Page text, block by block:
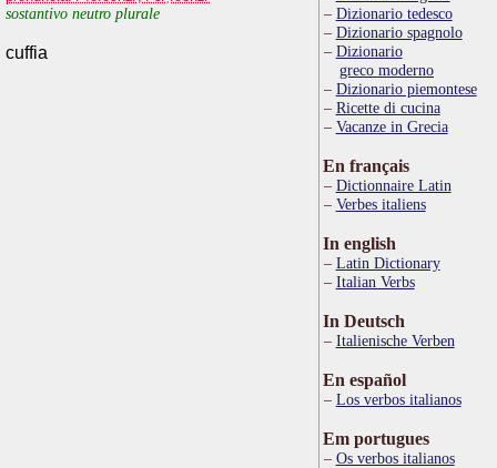
sostantivo neutro plurale
cuffia
Dizionario tedesco
Dizionario spagnolo
Dizionario
greco moderno
Dizionario piemontese
Ricette di cucina
Vacanze in Grecia
En français
Dictionnaire Latin
Verbes italiens
In english
Latin Dictionary
Italian Verbs
In Deutsch
Italienische Verben
En español
Los verbos italianos
Em portugues
Os verbos italianos